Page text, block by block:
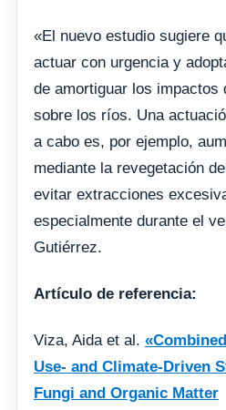
«El nuevo estudio sugiere
actuar con urgencia y
de amortiguar los
sobre los ríos. Una
a cabo es, por ejemplo,
mediante la revegetación
evitar extracciones
especialmente durante el
Gutiérrez.
Artículo de referencia:
Viza, Aida et al.
Use- and Climate-Driven
Fungi and Organic Matter